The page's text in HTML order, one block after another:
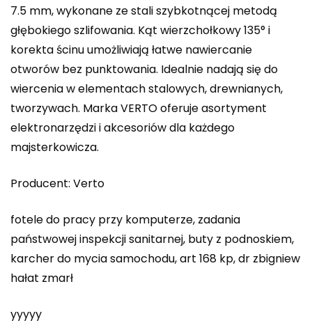
7.5 mm, wykonane ze stali szybkotnącej metodą
głębokiego szlifowania. Kąt wierzchołkowy 135° i
korekta ścinu umożliwiają łatwe nawiercanie
otworów bez punktowania. Idealnie nadają się do
wiercenia w elementach stalowych, drewnianych,
tworzywach. Marka VERTO oferuje asortyment
elektronarzędzi i akcesoriów dla każdego
majsterkowicza.
Producent: Verto
fotele do pracy przy komputerze, zadania
państwowej inspekcji sanitarnej, buty z podnoskiem,
karcher do mycia samochodu, art 168 kp, dr zbigniew
hałat zmarł
yyyyy